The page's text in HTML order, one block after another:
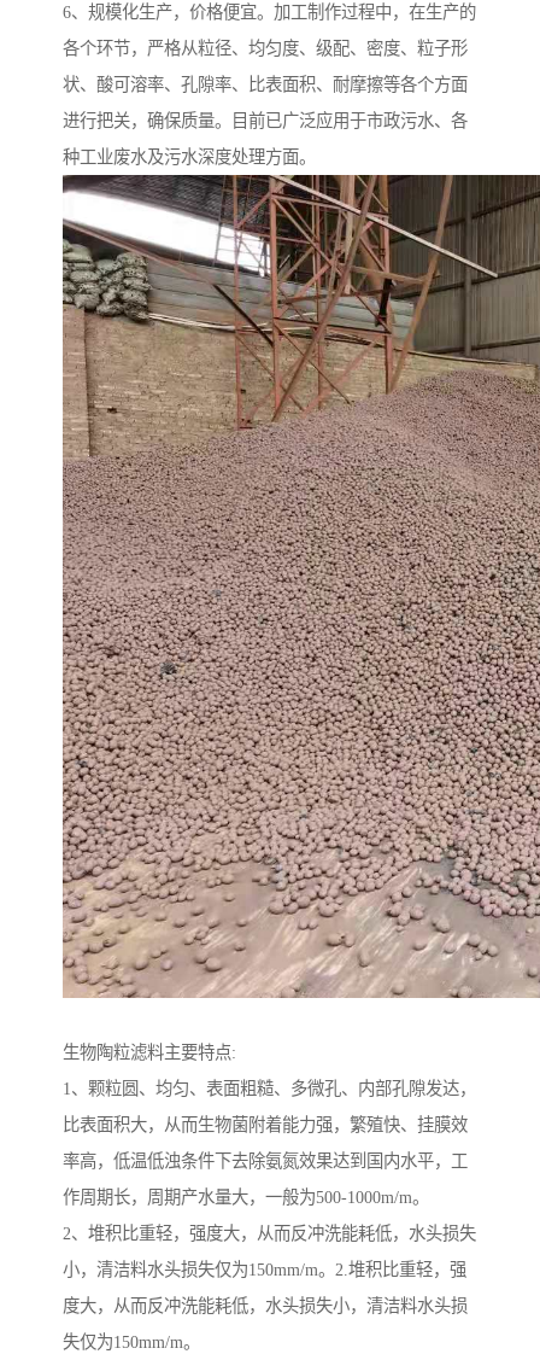
6、规模化生产，价格便宜。加工制作过程中，在生产的
各个环节，严格从粒径、均匀度、级配、密度、粒子形
状、酸可溶率、孔隙率、比表面积、耐摩擦等各个方面
进行把关，确保质量。目前已广泛应用于市政污水、各
种工业废水及污水深度处理方面。
生物陶粒滤料主要特点:
1、颗粒圆、均匀、表面粗糙、多微孔、内部孔隙发达，
比表面积大，从而生物菌附着能力强，繁殖快、挂膜效
率高，低温低浊条件下去除氨氮效果达到国内水平，工
作周期长，周期产水量大，一般为500-1000m/m。
2、堆积比重轻，强度大，从而反冲洗能耗低，水头损失
小，清洁料水头损失仅为150mm/m。2.堆积比重轻，强
度大，从而反冲洗能耗低，水头损失小，清洁料水头损
失仅为150mm/m。